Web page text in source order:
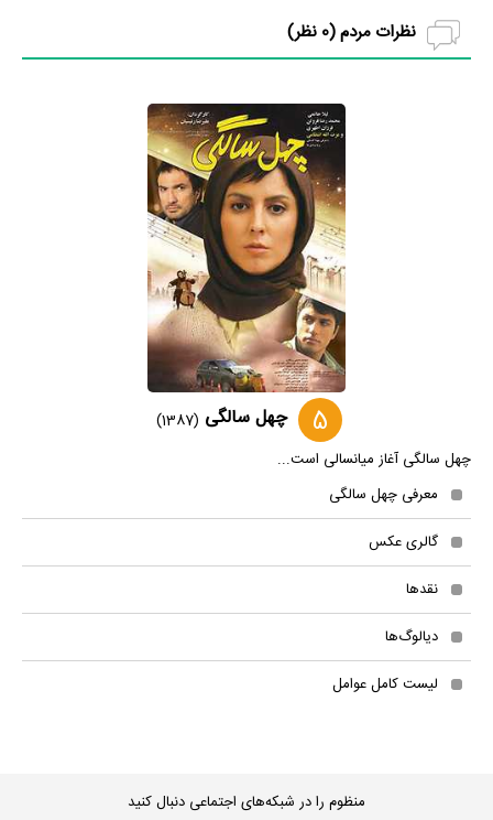
نظرات مردم (0 نظر)
5 چهل سالگی (1387)
چهل سالگی آغاز میانسالی است...
معرفی چهل سالگی
گالری عکس
نقدها
دیالوگ‌ها
لیست کامل عوامل
منظوم را در شبکه‌های اجتماعی دنبال کنید